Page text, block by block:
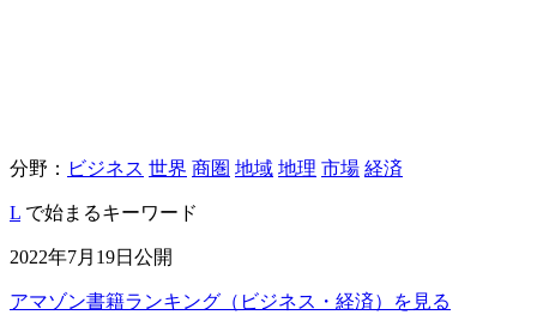
分野： ビジネス 世界 商圏 地域 地理 市場 経済
L で始まるキーワード
2022年7月19日公開
アマゾン書籍ランキング（ビジネス・経済）を見る